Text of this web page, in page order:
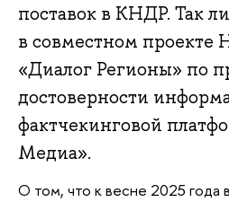
поставок в КНДР. Так
в совместном
«Диалог Регионы» по
достоверности
фактчекинговой
Медиа».
О том, что к весне 2025 года